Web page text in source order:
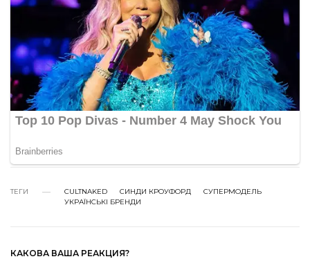
ТЕГИ CULTNAKED СИНДИ КРОУФОРД
СУПЕРМОДЕЛЬ
УКРАЇНСЬКІ БРЕНДИ
КАКОВА ВАША РЕАКЦИЯ?